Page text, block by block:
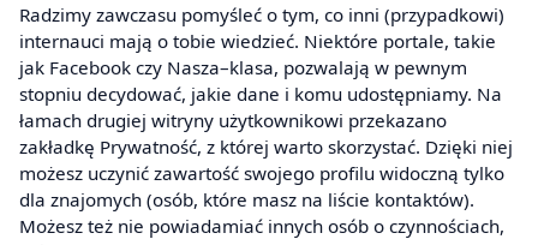
Radzimy zawczasu pomyśleć o tym, co inni (przypadkowi)
internauci mają o tobie wiedzieć. Niektóre portale, takie
jak Facebook czy Nasza–klasa, pozwalają w pewnym
stopniu decydować, jakie dane i komu udostępniamy. Na
łamach drugiej witryny użytkownikowi przekazano
zakładkę Prywatność, z której warto skorzystać. Dzięki niej
możesz uczynić zawartość swojego profilu widoczną tylko
dla znajomych (osób, które masz na liście kontaktów).
Możesz też nie powiadamiać innych osób o czynnościach,